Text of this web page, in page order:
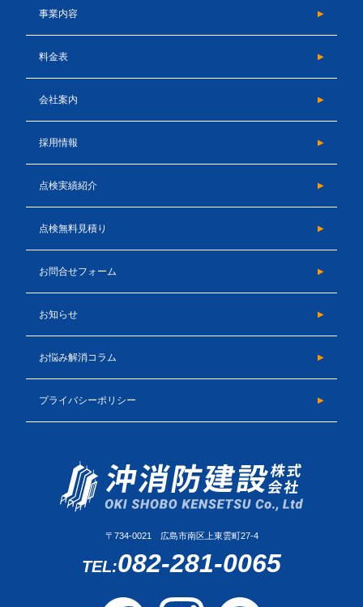
事業内容
料金表
会社案内
採用情報
点検実績紹介
点検無料見積り
お問合せフォーム
お知らせ
お悩み解消コラム
プライバシーポリシー
〒734-0021 広島市南区上東雲町27-4
082-281-0065